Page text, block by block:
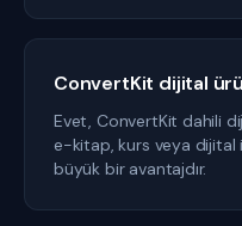
ConvertKit dijital
Evet, ConvertKit dahili
e-kitap, kurs veya dijital
büyük bir avantajdır.